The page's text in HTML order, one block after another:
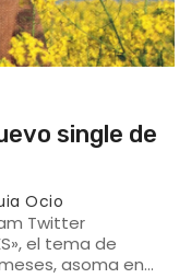
single de
Ocio
Twitter
el tema de
asoma en…